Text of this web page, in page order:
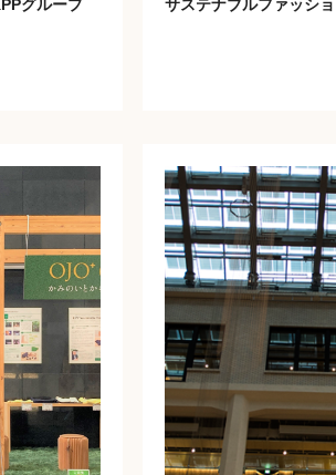
グループ
サステナブルファッシ